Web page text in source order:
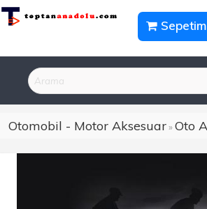
Sepetim
Otomobil - Motor Aksesuar»Oto